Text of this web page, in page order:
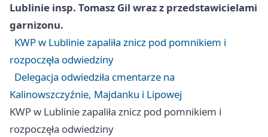
Lublinie insp. Tomasz Gil wraz z przedstawicielami
garnizonu.
KWP w Lublinie zapaliła znicz pod pomnikiem i
rozpoczęła odwiedziny
Delegacja odwiedziła cmentarze na
Kalinowszczyźnie, Majdanku i Lipowej
KWP w Lublinie zapaliła znicz pod pomnikiem i
rozpoczęła odwiedziny